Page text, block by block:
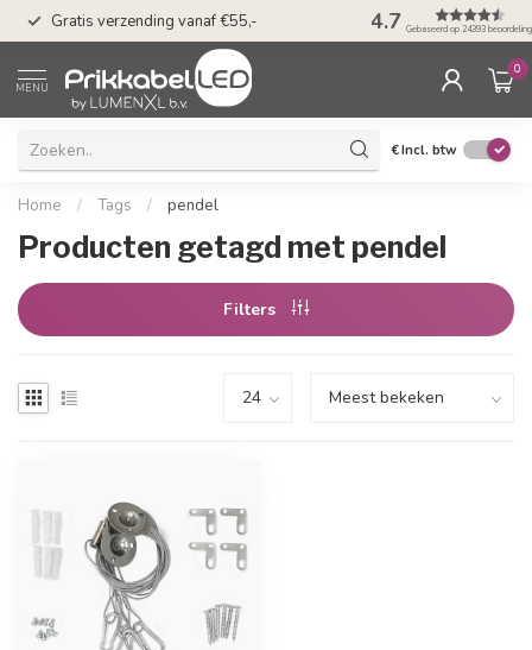
Gratis verzending vanaf €55,- 50 dagen
Klarna
4.7 Gebaseerd op 24393
MENU
0
€Incl. btw
Home / Tags / pendel
Producten getagd met pendel
Filters